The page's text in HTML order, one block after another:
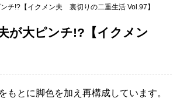
チ!?【イクメン夫 裏切りの二重生活 Vol.97】
が大ピンチ!?【イクメン
とに脚色を加え再構成しています。